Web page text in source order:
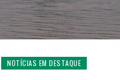
NOTÍCIAS EM DESTAQUE